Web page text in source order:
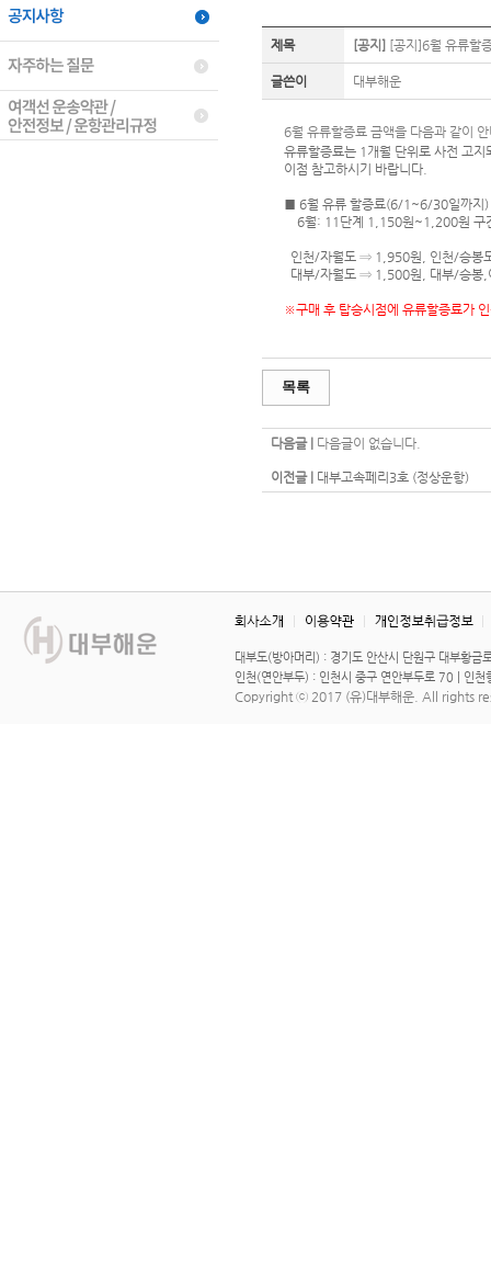
제목 [공지] [공지]6월 유류할
글쓴이 대부해운
6월 유류할증료 금액을 다음과 같이
유류할증료는 1개월 단위로 사전 고
이점 참고하시기 바랍니다.
■ 6월 유류 할증료(6/1~6/30일까지)
6월: 11단계 1,150원~1,200원
인천/자월도 ⇒ 1,950원, 인천/승
대부/자월도 ⇒ 1,500원, 대부/승봉
※구매 후 탑승시점에 유류할증료가
목록
다음글 | 다음글이 없습니다.
이전글 | 대부고속페리3호 (정상운항)
대부도(방아머리) : 경기도 안산시 단원구 대부
인천(연안부두) : 인천시 중구 연안부두로 70 |
Copyright ⓒ 2017 (유)대부해운 . All rights